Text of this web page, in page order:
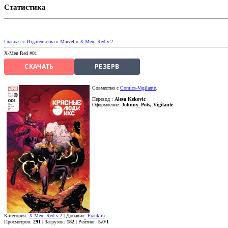
Статистика
Главная » Издательства » Marvel » X-Men: Red v.2
X-Men Red #01
СКАЧАТЬ РЕЗЕРВ
Совместно с Comics-Vigilante
Перевод : Alesa Kekovic
Оформление: Johnny_Pots, Vigilante
Категория: X-Men: Red v.2 | Добавил: Franklin
Просмотров: 291 | Загрузок: 182 | Рейтинг: 5.0/1